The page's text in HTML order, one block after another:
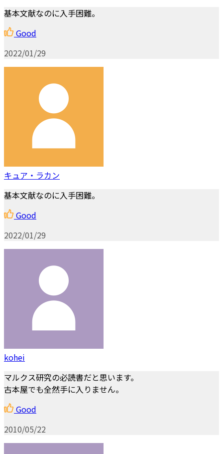
基本文献なのに入手困難。
Good
2022/01/29
キュア・ラカン
基本文献なのに入手困難。
Good
2022/01/29
kohei
マルクス研究の必読書だと思います。
古本屋でも全然手に入りません。
Good
2010/05/22